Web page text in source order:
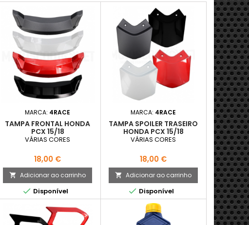
MARCA: 4RACE
TAMPA FRONTAL HONDA
PCX 15/18
VÁRIAS CORES
Preço
18,00 €
 Adicionar ao carrinho
 Disponível
MARCA: 4RACE
TAMPA SPOILER TRASEIRO
HONDA PCX 15/18
VÁRIAS CORES
Preço
18,00 €
 Adicionar ao carrinho
 Disponível